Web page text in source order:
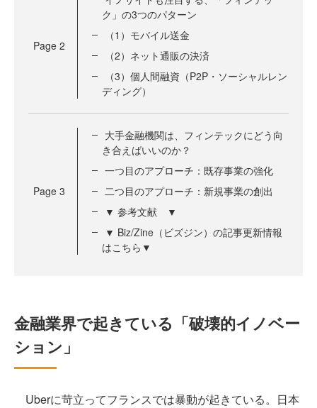
Page 2
ク」の3つのパターン
（1）モバイル送金
（2）ネット通販の決済
（3）個人間融資（P2P・ソーシャルレン
ディング）
Page 3
大手金融機関は、フィンテックにどう向
き合えばいいのか？
一つ目のアプローチ：既存事業の強化
二つ目のアプローチ：新規事業の創出
▼ 参考文献 ▼
▼ Biz/Zine（ビズジン）の記事更新情報
はこちら▼
金融業界で起きている「破壊的イノベー
ション」
Uberに苛立ってフランスでは暴動が起きている。日本